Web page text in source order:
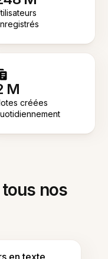
M
créées
nos